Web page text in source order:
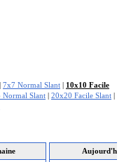
| 7x7 Normal Slant | 10x10 Facile
Normal Slant | 20x20 Facile Slant |
Aujourd'hui